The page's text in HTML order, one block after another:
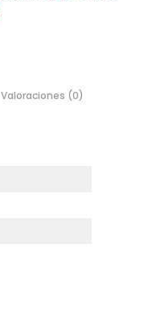
Valoraciones (0)